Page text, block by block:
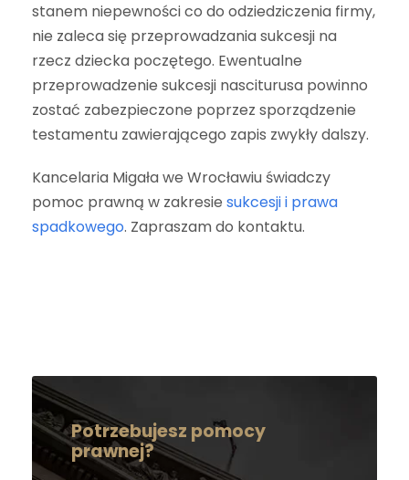
stanem niepewności co do odziedziczenia firmy,
nie zaleca się przeprowadzania sukcesji na
rzecz dziecka poczętego. Ewentualne
przeprowadzenie sukcesji nasciturusa powinno
zostać zabezpieczone poprzez sporządzenie
testamentu zawierającego zapis zwykły dalszy.
Kancelaria Migała we Wrocławiu świadczy
pomoc prawną w zakresie sukcesji i prawa
spadkowego. Zapraszam do kontaktu.
Potrzebujesz pomocy
prawnej?